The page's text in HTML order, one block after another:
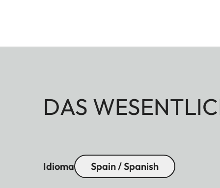
DAS
Idioma Spain / Spanish